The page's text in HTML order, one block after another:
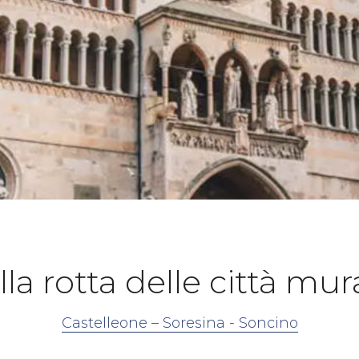
rotta delle città
Castelleone – Soresina - Soncino